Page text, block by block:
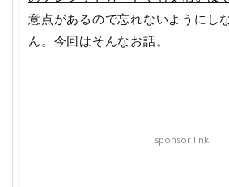
意点があるので忘れないようにし
ん。今回はそんなお話。
sponsor link